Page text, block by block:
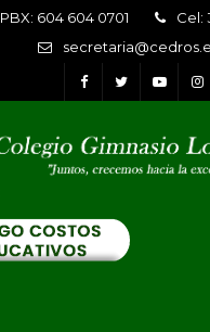
PBX: 604 604 0701
Cel: